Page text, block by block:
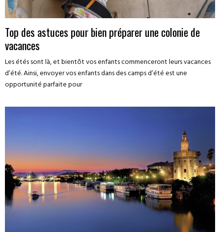
Top des astuces pour bien préparer une colonie de
vacances
Les étés sont là, et bientôt vos enfants commenceront leurs vacances
d’été. Ainsi, envoyer vos enfants dans des camps d’été est une
opportunité parfaite pour